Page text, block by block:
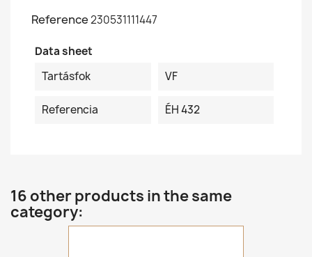
Reference230531111447
Data sheet
Tartásfok
VF
Referencia ÉH 432
16 other products in the same
category: